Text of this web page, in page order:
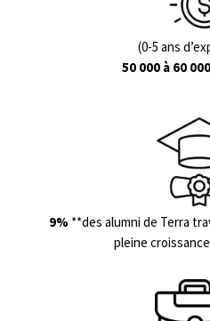
(0-5 ans
50 000 à 60
9% **des alumni de Terra
pleine